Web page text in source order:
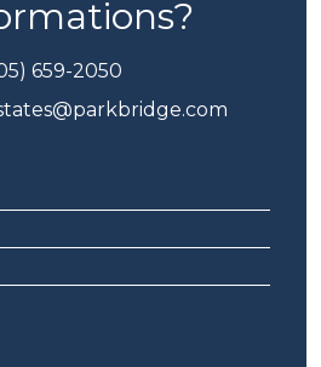
659-2050